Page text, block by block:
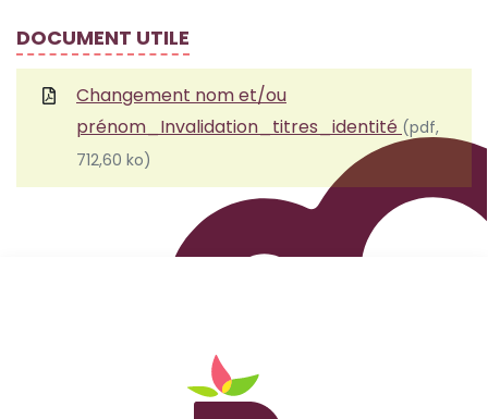
DOCUMENT UTILE
Changement nom et/ou
prénom_Invalidation_titres_identité (pdf,
712,60 ko)